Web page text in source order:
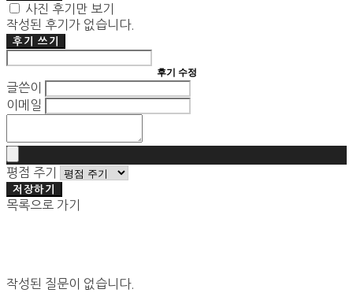
사진 후기만 보기
작성된 후기가 없습니다.
후기 쓰기
후기 수정
글쓴이
이메일
평점 주기
저장하기
목록으로 가기
작성된 질문이 없습니다.